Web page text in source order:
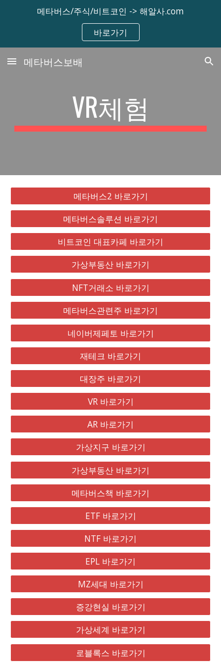
Skip to main content Skip to navigation
메타버스/주식/비트코인 -> 해알사.com
바로가기
메타버스보배
VR체험
메타버스2 바로가기
메타버스솔루션 바로가기
비트코인 대표카페 바로가기
가상부동산 바로가기
NFT거래소 바로가기
메타버스관련주 바로가기
네이버제페토 바로가기
재테크 바로가기
대장주 바로가기
VR 바로가기
AR 바로가기
가상지구 바로가기
가상부동산 바로가기
메타버스책 바로가기
ETF 바로가기
NTF 바로가기
EPL 바로가기
MZ세대 바로가기
증강현실 바로가기
가상세계 바로가기
로블록스 바로가기